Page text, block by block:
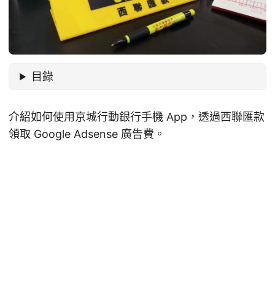
目錄
介紹如何使用京城行動銀行手機 App，透過西聯匯款
領取 Google Adsense 廣告費。